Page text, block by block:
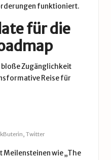
funktioniert.
für die
Zugänglichkeit
Reise für
Twitter
Meilensteinen wie „The